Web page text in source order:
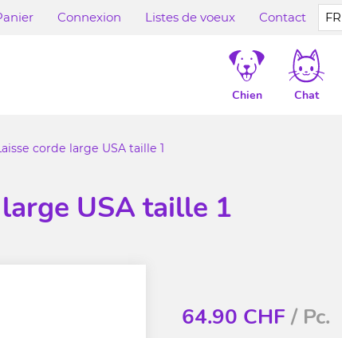
Connexion Listes de voeux Contact FR
Chien Chat
corde large USA taille 1
USA taille 1
64.90 CHF/ Pc.